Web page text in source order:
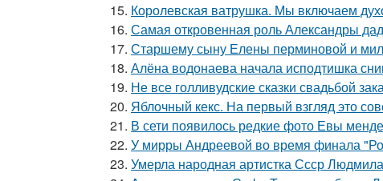
15. Королевская ватрушка. Мы включаем
16. Самая откровенная роль Александры
17. Старшему сыну Елены перминовой и
18. Алёна водонаева начала исподтишка
19. Не все голливудские сказки свадьбой
20. Яблочный кекс. На первый взгляд это
21. В сети появилось редкие фото Евы
22. У мирры Андреевой во время финала
23. Умерла народная артистка Ссср